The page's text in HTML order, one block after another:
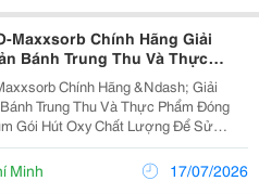
Maxxsorb Chính Hãng Giải
Bánh Trung Thu Và Thực
Chính Hãng &Ndash; Giải
Trung Thu Và Thực Phẩm Đóng
Thu Hoặc Các Sản Phẩm Thực
O-Maxxsorb Là Dòng Gói Hút Oxy
Sở...
Minh 17/07/2026